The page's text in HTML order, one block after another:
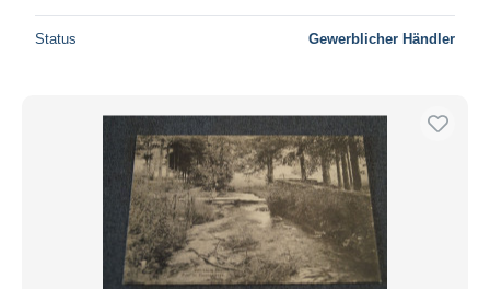
Status Gewerblicher Händler